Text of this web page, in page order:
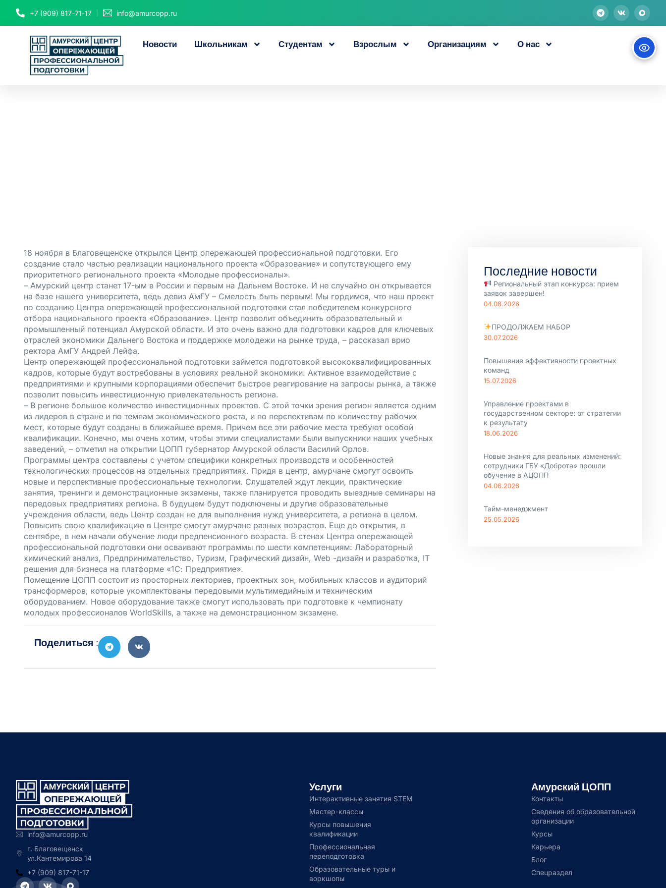
+7 (909) 817-71-17 info@amurcopp.ru
Новости Школьникам Студентам Взрослым Организациям О нас
18 ноября в Благовещенске открылся Центр опережающей профессиональной подготовки. Его
создание стало частью реализации национального проекта «Образование» и сопутствующего ему
приоритетного регионального проекта «Молодые профессионалы».
– Амурский центр станет 17-ым в России и первым на Дальнем Востоке. И не случайно он открывается
на базе нашего университета, ведь девиз АмГУ – Смелость быть первым! Мы гордимся, что наш проект
по созданию Центра опережающей профессиональной подготовки стал победителем конкурсного
отбора национального проекта «Образование». Центр позволит объединить образовательный и
промышленный потенциал Амурской области. И это очень важно для подготовки кадров для ключевых
отраслей экономики Дальнего Востока и поддержке молодежи на рынке труда, – рассказал врио
ректора АмГУ Андрей Лейфа.
Центр опережающей профессиональной подготовки займется подготовкой высококвалифицированных
кадров, которые будут востребованы в условиях реальной экономики. Активное взаимодействие c
предприятиями и крупными корпорациями обеспечит быстрое реагирование на запросы рынка, а также
позволит повысить инвестиционную привлекательность региона.
– В регионе большое количество инвестиционных проектов. С этой точки зрения регион является одним
из лидеров в стране и по темпам экономического роста, и по перспективам по количеству рабочих
мест, которые будут созданы в ближайшее время. Причем все эти рабочие места требуют особой
квалификации. Конечно, мы очень хотим, чтобы этими специалистами были выпускники наших учебных
заведений, – отметил на открытии ЦОПП губернатор Амурской области Василий Орлов.
Программы центра составлены с учетом специфики конкретных производств и особенностей
технологических процессов на отдельных предприятиях. Придя в центр, амурчане смогут освоить
новые и перспективные профессиональные технологии. Слушателей ждут лекции, практические
занятия, тренинги и демонстрационные экзамены, также планируется проводить выездные семинары на
передовых предприятиях региона. В будущем будут подключены и другие образовательные
учреждения области, ведь Центр создан не для выполнения нужд университета, а региона в целом.
Повысить свою квалификацию в Центре смогут амурчане разных возрастов. Еще до открытия, в
сентябре, в нем начали обучение люди предпенсионного возраста. В стенах Центра опережающей
профессиональной подготовки они осваивают программы по шести компетенциям: Лабораторный
химический анализ, Предпринимательство, Туризм, Графический дизайн, Web -дизайн и разработка, IT
решения для бизнеса на платформе «1С: Предприятие».
Помещение ЦОПП состоит из просторных лекториев, проектных зон, мобильных классов и аудиторий
трансформеров, которые укомплектованы передовыми мультимедийным и техническим
оборудованием. Новое оборудование также смогут использовать при подготовке к чемпионату
молодых профессионалов WorldSkills, а также на демонстрационном экзамене.
Поделиться :
Последние новости
Региональный этап конкурса: прием
заявок завершен!
04.08.2026
ПРОДОЛЖАЕМ НАБОР
30.07.2026
Повышение эффективности проектных
команд
15.07.2026
Управление проектами в
государственном секторе: от стратегии
к результату
18.06.2026
Новые знания для реальных изменений:
сотрудники ГБУ «Доброта» прошли
обучение в АЦОПП
04.06.2026
Тайм-менеджмент
25.05.2026
info@amurcopp.ru
г. Благовещенск
ул.Кантемирова 14
+7 (909) 817-71-17
Услуги
Интерактивные занятия STEM
Мастер-классы
Курсы повышения
квалификации
Профессиональная
переподготовка
Образовательные туры и
воркшопы
Амурский ЦОПП
Контакты
Сведения об образовательной
организации
Курсы
Карьера
Блог
Спецраздел